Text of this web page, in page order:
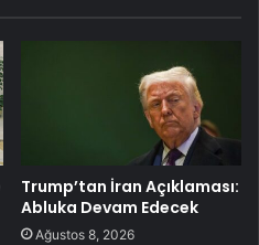
Trump’tan İran Açıklaması:
Abluka Devam Edecek
Ağustos 8, 2026